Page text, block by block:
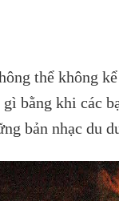
thể không
bằng khi các
bản nhạc du